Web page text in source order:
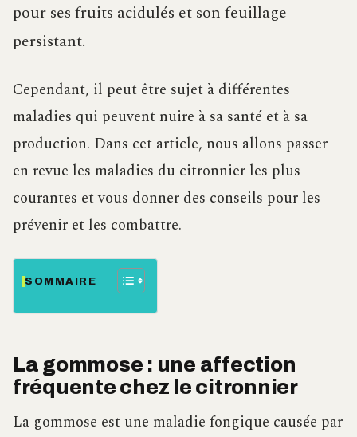
pour ses fruits acidulés et son feuillage
persistant.
Cependant, il peut être sujet à différentes
maladies qui peuvent nuire à sa santé et à sa
production. Dans cet article, nous allons passer
en revue les maladies du citronnier les plus
courantes et vous donner des conseils pour les
prévenir et les combattre.
SOMMAIRE
La gommose : une affection
fréquente chez le citronnier
La gommose est une maladie fongique causée par